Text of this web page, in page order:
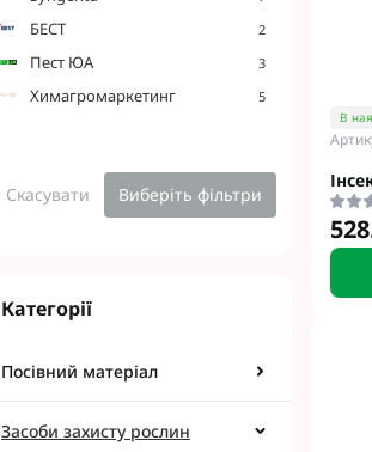
Фунгіциди Для
Фунгіциди Для
Фунгіциди для
Фунгіциди Для
Фунгіциди Для
Фунгіциди для
Фунгіциди Для
Фунгіциди Для
Фунгіциди Для
Фунгіциди Для
БЕСТ 2
Пест ЮА 3
Химагромаркетинг 5
Скасувати Виберіть фільтри
Категорії
Посівний матеріал
Засоби захисту рослин
В